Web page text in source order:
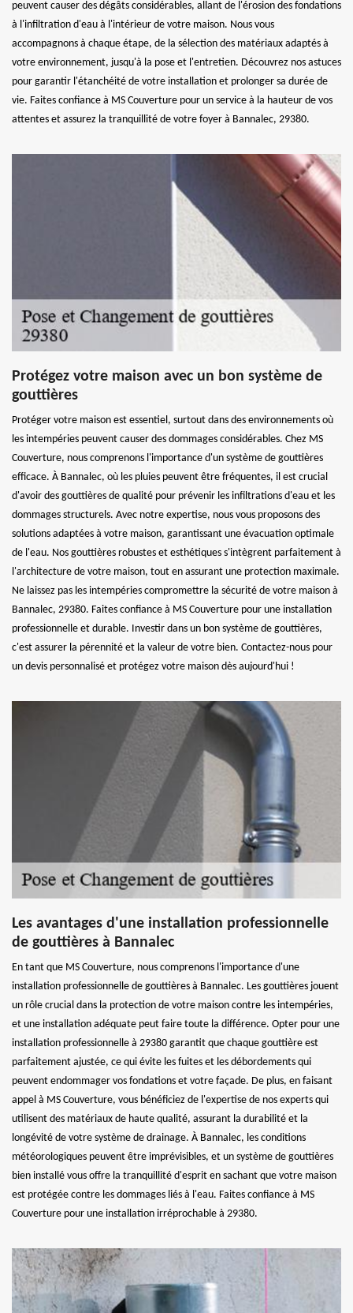
peuvent causer des dégâts considérables, allant de l'érosion des fondations
à l'infiltration d'eau à l'intérieur de votre maison. Nous vous
accompagnons à chaque étape, de la sélection des matériaux adaptés à
votre environnement, jusqu'à la pose et l'entretien. Découvrez nos astuces
pour garantir l'étanchéité de votre installation et prolonger sa durée de
vie. Faites confiance à MS Couverture pour un service à la hauteur de vos
attentes et assurez la tranquillité de votre foyer à Bannalec, 29380.
Protégez votre maison avec un bon système de
gouttières
Protéger votre maison est essentiel, surtout dans des environnements où
les intempéries peuvent causer des dommages considérables. Chez MS
Couverture, nous comprenons l'importance d'un système de gouttières
efficace. À Bannalec, où les pluies peuvent être fréquentes, il est crucial
d'avoir des gouttières de qualité pour prévenir les infiltrations d'eau et les
dommages structurels. Avec notre expertise, nous vous proposons des
solutions adaptées à votre maison, garantissant une évacuation optimale
de l'eau. Nos gouttières robustes et esthétiques s'intègrent parfaitement à
l'architecture de votre maison, tout en assurant une protection maximale.
Ne laissez pas les intempéries compromettre la sécurité de votre maison à
Bannalec, 29380. Faites confiance à MS Couverture pour une installation
professionnelle et durable. Investir dans un bon système de gouttières,
c'est assurer la pérennité et la valeur de votre bien. Contactez-nous pour
un devis personnalisé et protégez votre maison dès aujourd'hui !
Les avantages d'une installation professionnelle
de gouttières à Bannalec
En tant que MS Couverture, nous comprenons l'importance d'une
installation professionnelle de gouttières à Bannalec. Les gouttières jouent
un rôle crucial dans la protection de votre maison contre les intempéries,
et une installation adéquate peut faire toute la différence. Opter pour une
installation professionnelle à 29380 garantit que chaque gouttière est
parfaitement ajustée, ce qui évite les fuites et les débordements qui
peuvent endommager vos fondations et votre façade. De plus, en faisant
appel à MS Couverture, vous bénéficiez de l'expertise de nos experts qui
utilisent des matériaux de haute qualité, assurant la durabilité et la
longévité de votre système de drainage. À Bannalec, les conditions
météorologiques peuvent être imprévisibles, et un système de gouttières
bien installé vous offre la tranquillité d'esprit en sachant que votre maison
est protégée contre les dommages liés à l'eau. Faites confiance à MS
Couverture pour une installation irréprochable à 29380.